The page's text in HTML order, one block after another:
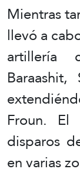
Mientras
llevó a
artillería
Froun. El
disparos
en varias